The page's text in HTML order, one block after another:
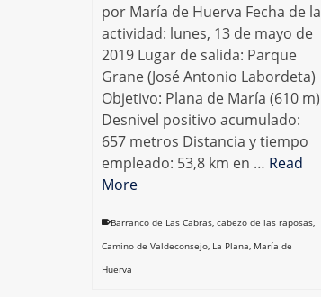
por María de Huerva Fecha de la
actividad: lunes, 13 de mayo de
2019 Lugar de salida: Parque
Grane (José Antonio Labordeta)
Objetivo: Plana de María (610 m)
Desnivel positivo acumulado:
657 metros Distancia y tiempo
empleado: 53,8 km en … Read
More
Barranco de Las Cabras, cabezo de las raposas,
Camino de Valdeconsejo, La Plana, María de
Huerva